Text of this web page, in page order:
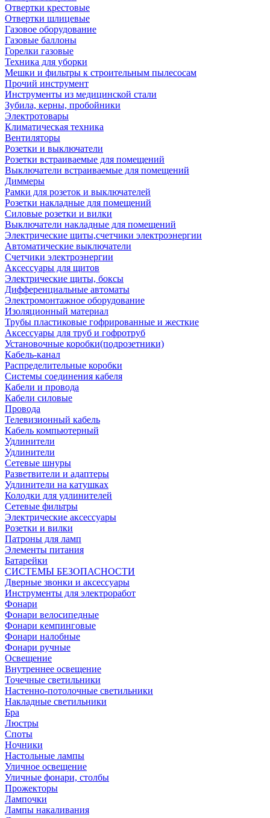
Отвертки крестовые
Отвертки шлицевые
Газовое оборудование
Газовые баллоны
Горелки газовые
Техника для уборки
Мешки и фильтры к строительным пылесосам
Прочий инструмент
Инструменты из медицинской стали
Зубила, керны, пробойники
Электротовары
Климатическая техника
Вентиляторы
Розетки и выключатели
Розетки встраиваемые для помещений
Выключатели встраиваемые для помещений
Диммеры
Рамки для розеток и выключателей
Розетки накладные для помещений
Силовые розетки и вилки
Выключатели накладные для помещений
Электрические щиты,счетчики электроэнергии
Автоматические выключатели
Счетчики электроэнергии
Аксессуары для щитов
Электрические щиты, боксы
Дифференциальные автоматы
Электромонтажное оборудование
Изоляционный материал
Трубы пластиковые гофрированные и жесткие
Аксессуары для труб и гофротруб
Установочные коробки(подрозетники)
Кабель-канал
Распределительные коробки
Системы соединения кабеля
Кабели и провода
Кабели силовые
Провода
Телевизионный кабель
Кабель компьютерный
Удлинители
Удлинители
Сетевые шнуры
Разветвители и адаптеры
Удлинители на катушках
Колодки для удлинителей
Сетевые фильтры
Электрические аксессуары
Розетки и вилки
Патроны для ламп
Элементы питания
Батарейки
СИСТЕМЫ БЕЗОПАСНОСТИ
Дверные звонки и аксессуары
Инструменты для электроработ
Фонари
Фонари велосипедные
Фонари кемпинговые
Фонари налобные
Фонари ручные
Освещение
Внутреннее освещение
Точечные светильники
Настенно-потолочные светильники
Накладные светильники
Бра
Люстры
Споты
Ночники
Настольные лампы
Уличное освещение
Уличные фонари, столбы
Прожекторы
Лампочки
Лампы накаливания